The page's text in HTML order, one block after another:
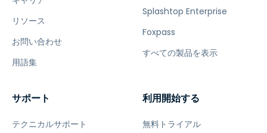
リソース
お問い合わせ
用語集
Splashtop Enterprise
Foxpass
すべての製品を表示
サポート
テクニカルサポート
利用開始する
無料トライアル